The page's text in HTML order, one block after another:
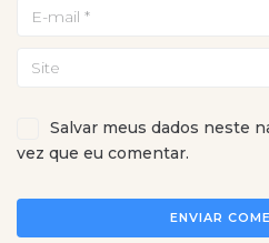
Salvar meus dados neste
vez que eu comentar.